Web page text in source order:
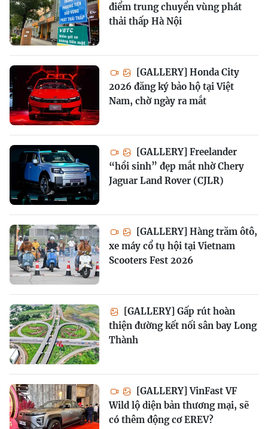
điểm trung chuyển vùng phát
thải thấp Hà Nội
[GALLERY] Honda City
2026 đăng ký bảo hộ tại Việt
Nam, chờ ngày ra mắt
[GALLERY] Freelander
“hồi sinh” đẹp mắt nhờ Chery
Jaguar Land Rover (CJLR)
[GALLERY] Hàng trăm ôtô,
xe máy cổ tụ hội tại Vietnam
Scooters Fest 2026
[GALLERY] Gấp rút hoàn
thiện đường kết nối sân bay Long
Thành
[GALLERY] VinFast VF
Wild lộ diện bản thương mại, sẽ
có thêm động cơ EREV?